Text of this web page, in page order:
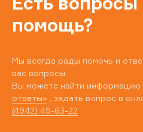
помощь?
Мы всегда рады помочь и
вас вопросы.
Вы можете найти информацию
ответы» , задать вопрос в
(4942) 49-63-22